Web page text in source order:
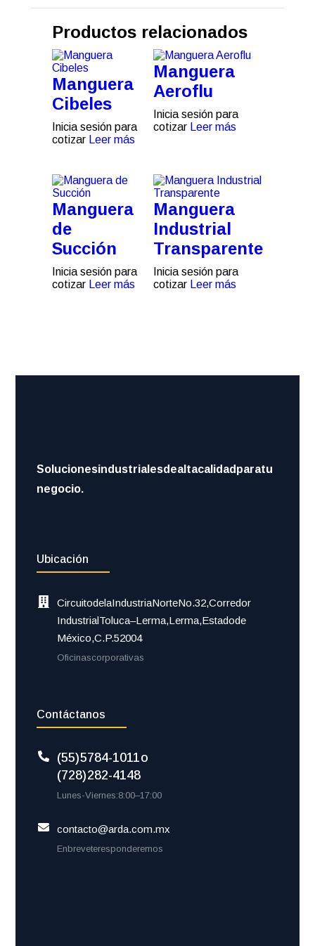
Productos relacionados
Manguera
Cibeles
Inicia sesión para
cotizar Leer más
Manguera
Aeroflu
Inicia sesión para
cotizar Leer más
Manguera
de
Succión
Inicia sesión para
cotizar Leer más
Manguera
Industrial
Transparente
Inicia sesión para
cotizar Leer más
Soluciones industriales de alta calidad para tu
negocio.
Ubicación
Circuito de la Industria Norte No. 32, Corredor
Industrial Toluca–Lerma, Lerma, Estado de
México, C.P. 52004
Oficinas corporativas
Contáctanos
(55) 5784-1011 o
(728) 282-4148
Lunes-Viernes: 8:00 – 17:00
contacto@arda.com.mx
En breve te responderemos